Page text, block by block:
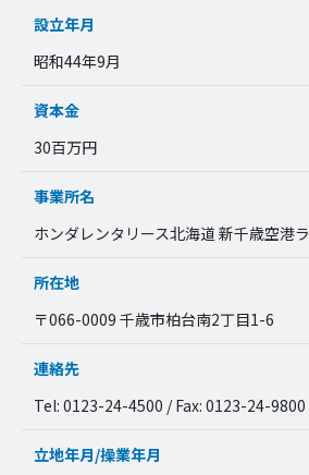
設立年月
昭和44年9月
資本金
30百万円
事業所名
ホンダレンタリース北海道 新千歳空港
所在地
〒066-0009 千歳市柏台南2丁目1-6
連絡先
Tel: 0123-24-4500 / Fax: 0123-24-9800
立地年月/操業年月